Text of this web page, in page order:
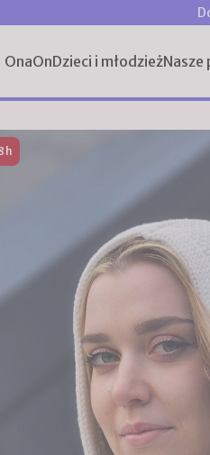
OnaOnDzieci i młodzieżNasze